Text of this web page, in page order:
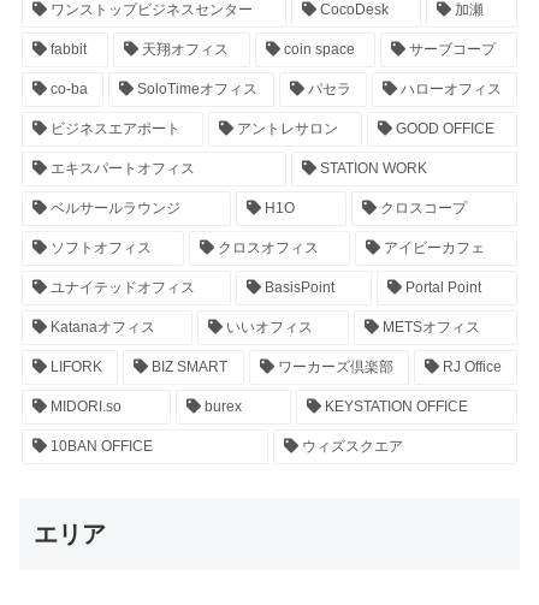
ワンストップビジネスセンター CocoDesk 加瀬
fabbit 天翔オフィス coin space サーブコープ
co-ba SoloTimeオフィス パセラ ハローオフィス
ビジネスエアポート アントレサロン GOOD OFFICE
エキスパートオフィス STATION WORK
ベルサールラウンジ H1O クロスコープ
ソフトオフィス クロスオフィス アイビーカフェ
ユナイテッドオフィス BasisPoint Portal Point
Katanaオフィス いいオフィス METSオフィス
LIFORK BIZ SMART ワーカーズ倶楽部 RJ Office
MIDORI.so burex KEYSTATION OFFICE
10BAN OFFICE ウィズスクエア
エリア